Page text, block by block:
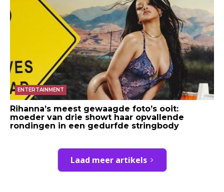
ENTERTAINMENT
Rihanna’s meest gewaagde foto’s ooit:
moeder van drie showt haar opvallende
rondingen in een gedurfde stringbody
Laad meer artikels